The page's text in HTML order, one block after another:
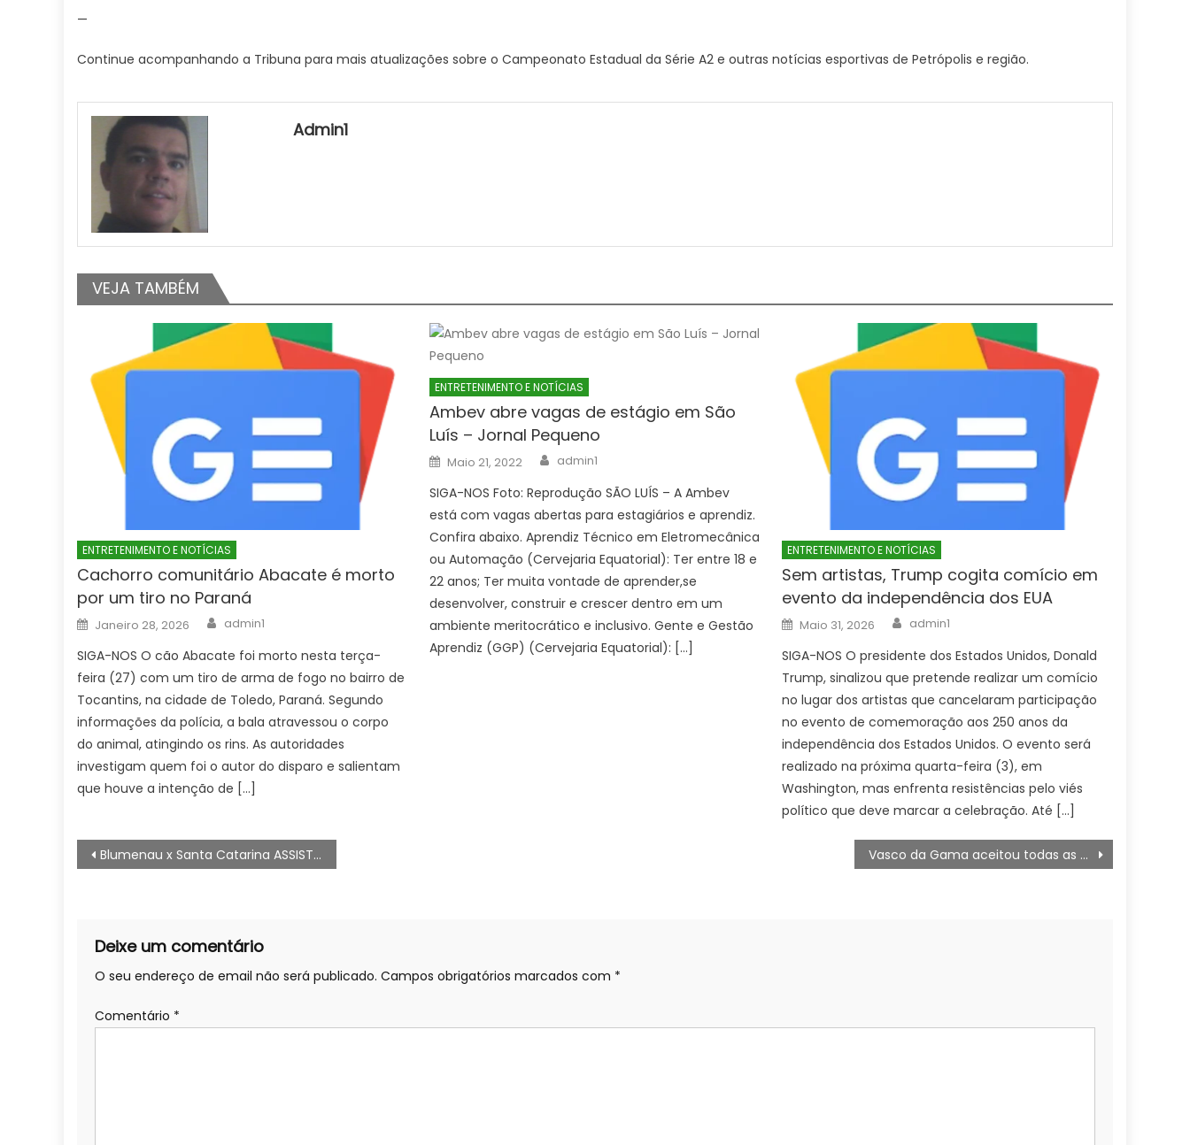
—
Continue acompanhando a Tribuna para mais atualizações sobre o Campeonato Estadual da Série A2 e outras notícias esportivas de Petrópolis e região.
Admin1
VEJA TAMBÉM
ENTRETENIMENTO E NOTÍCIAS
Cachorro comunitário Abacate é morto
por um tiro no Paraná
Posted
on
Janeiro 28, 2026 Author
admin1
SIGA-NOS O cão Abacate foi morto nesta terça-
feira (27) com um tiro de arma de fogo no bairro de
Tocantins, na cidade de Toledo, Paraná. Segundo
informações da polícia, a bala atravessou o corpo
do animal, atingindo os rins. As autoridades
investigam quem foi o autor do disparo e salientam
que houve a intenção de […]
ENTRETENIMENTO E NOTÍCIAS
Ambev abre vagas de estágio em São
Luís – Jornal Pequeno
Posted
on
Maio 21, 2022 Author
admin1
SIGA-NOS Foto: Reprodução SÃO LUÍS – A Ambev
está com vagas abertas para estagiários e aprendiz.
Confira abaixo. Aprendiz Técnico em Eletromecânica
ou Automação (Cervejaria Equatorial): Ter entre 18 e
22 anos; Ter muita vontade de aprender,se
desenvolver, construir e crescer dentro em um
ambiente meritocrático e inclusivo. Gente e Gestão
Aprendiz (GGP) (Cervejaria Equatorial): […]
ENTRETENIMENTO E NOTÍCIAS
Sem artistas, Trump cogita comício em
evento da independência dos EUA
Posted
on
Maio 31, 2026 Author
admin1
SIGA-NOS O presidente dos Estados Unidos, Donald
Trump, sinalizou que pretende realizar um comício
no lugar dos artistas que cancelaram participação
no evento de comemoração aos 250 anos da
independência dos Estados Unidos. O evento será
realizado na próxima quarta-feira (3), em
Washington, mas enfrenta resistências pelo viés
político que deve marcar a celebração. Até […]
Navegação
de
Blumenau x Santa Catarina ASSISTIR AO VIVO COM IMAGENS SEGUNDA DIVISÃO CATARINENSE, HOJE (23/06) Vasco da Gama aceitou todas as exigências feitas por Philippe Coutinho para seu retorno ao clube
Deixe um comentário
O seu endereço de email não será publicado. Campos obrigatórios marcados com *
Comentário *